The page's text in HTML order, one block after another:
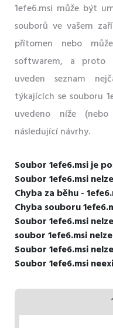
1efe6.msi může být
souborů ve vašem
přítomen nebo
softwarem, a proto
uveden seznam
týkajících se souboru
uvedeno níže
následující návrhy.
Soubor 1efe6.msi je
Soubor 1efe6.msi
Chyba za běhu -
Chyba souboru
Soubor 1efe6.msi
soubor 1efe6.msi
Soubor 1efe6.msi
Soubor 1efe6.msi